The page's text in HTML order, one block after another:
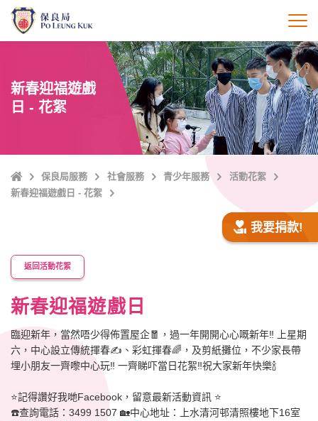
打
新春迎福遊戲
日 - 花絮
主
頁
保良局服務 社會服務 青少年服務
活動花絮
新春迎福遊戲日 - 花絮
我要捐款!
返回活動花絮
新春迎福遊戲日
臨迎新年，當然唔少得佈置屋企🧧，過一年開開心心嘅新年‼️ 上星期
六，中心設立傳統揮春✍️、彩虹揮春🌈，及剪紙攤位，不少家長帶
埋小朋友一齊嚟中心玩‼️ 一齊睇吓當日花絮‼️祝大家新年快樂🍾️
⭐️記得讚好我哋Facebook，留意最新活動資訊 ⭐️
☎️查詢電話：3499 1507 🏡中心地址：上水清河邨清照樓地下16室